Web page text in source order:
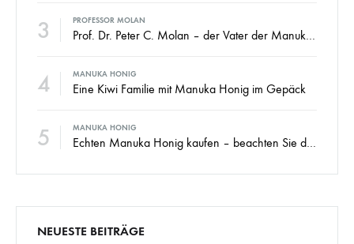
3 PROFESSOR MOLAN
Prof. Dr. Peter C. Molan – der Vater der Manuka Honig Industrie
4 MANUKA HONIG
Eine Kiwi Familie mit Manuka Honig im Gepäck
5 MANUKA HONIG
Echten Manuka Honig kaufen – beachten Sie diese 4 Dinge
NEUESTE BEITRÄGE